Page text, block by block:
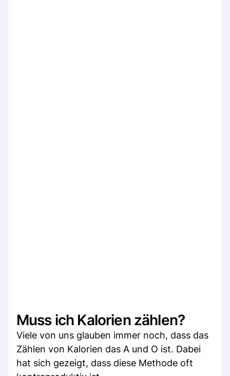
Muss ich Kalorien zählen?
Viele von uns glauben immer noch, dass das
Zählen von Kalorien das A und O ist. Dabei
hat sich gezeigt, dass diese Methode oft